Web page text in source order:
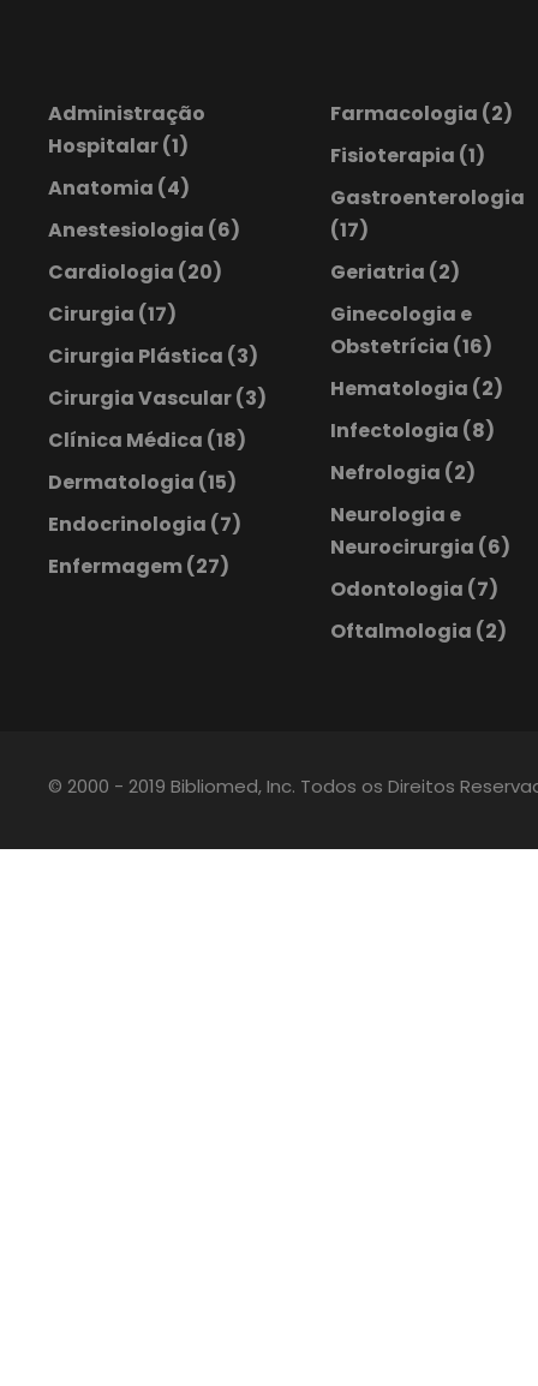
Administração
Hospitalar(1)
Anatomia (4)
Anestesiologia (6)
Cardiologia (20)
Cirurgia (17)
Cirurgia Plástica (3)
Cirurgia Vascular(3)
Clínica Médica (18)
Dermatologia (15)
Endocrinologia (7)
Enfermagem(27)
Farmacologia (2)
Fisioterapia (1)
Gastroenterologia
(17)
Geriatria (2)
Ginecologia e
Obstetrícia (16)
Hematologia (2)
Infectologia (8)
Nefrologia (2)
Neurologia e
Neurocirurgia (6)
Odontologia (7)
Oftalmologia (2)
© 2000 - 2019 Bibliomed, Inc. Todos os Direitos